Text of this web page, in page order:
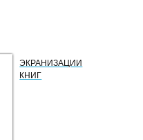
ЭКРАНИЗАЦИИ
КНИГ